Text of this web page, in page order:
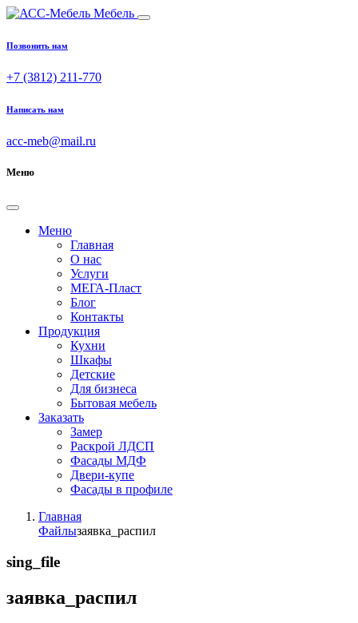
Мебель
Позвонить нам
+7 (3812) 211-770
Написать нам
acc-meb@mail.ru
Меню
Меню
Главная
О нас
Услуги
МЕГА-Пласт
Блог
Контакты
Продукция
Кухни
Шкафы
Детские
Для бизнеса
Бытовая мебель
Заказать
Замер
Раскрой ЛДСП
Фасады МДФ
Двери-купе
Фасады в профиле
Главная
Файлызаявка_распил
sing_file
заявка_распил